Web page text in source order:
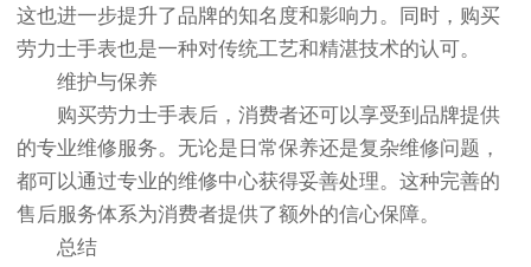
这也进一步提升了品牌的知名度和影响力。同时，购买
劳力士手表也是一种对传统工艺和精湛技术的认可。
维护与保养
购买劳力士手表后，消费者还可以享受到品牌提供
的专业维修服务。无论是日常保养还是复杂维修问题，
都可以通过专业的维修中心获得妥善处理。这种完善的
售后服务体系为消费者提供了额外的信心保障。
总结